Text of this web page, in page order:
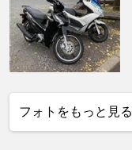
フォトをもっと見る